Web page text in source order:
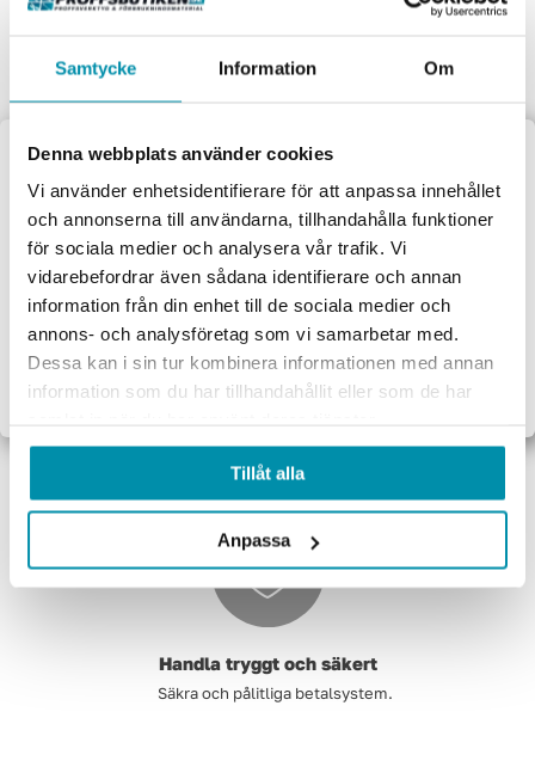
Samtycke Information Om
Denna webbplats använder cookies
Vi använder enhetsidentifierare för att anpassa innehållet
och annonserna till användarna, tillhandahålla funktioner
för sociala medier och analysera vår trafik. Vi
vidarebefordrar även sådana identifierare och annan
information från din enhet till de sociala medier och
annons- och analysföretag som vi samarbetar med.
Dessa kan i sin tur kombinera informationen med annan
information som du har tillhandahållit eller som de har
Tillåt alla
Anpassa
Kundservice som kan
Fråga våra experter för personliga råd och smarta tips.
Vi behandlar ordern direkt
Handla tryggt och säkert
Säkra och pålitliga betalsystem.
Välkommen till
Proffsbutiken
Jag handlar som:
Företag
Exkl. moms
Privat
Inkl. moms